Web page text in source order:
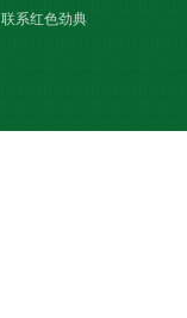
联系红色劲典